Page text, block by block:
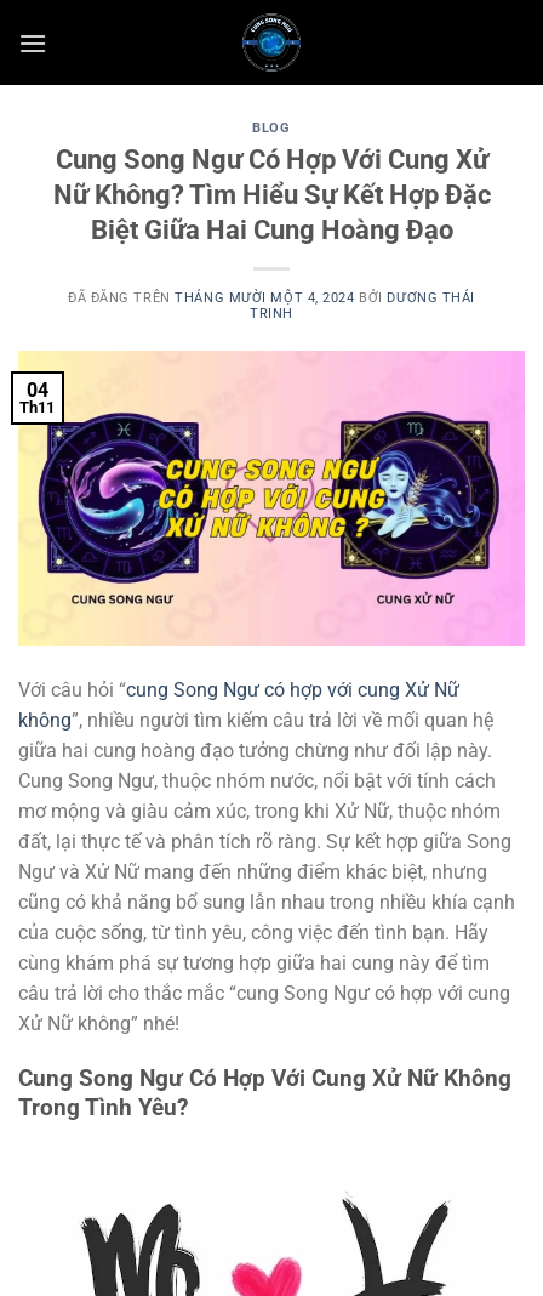
đến
BLOG
Cung Song Ngư Có Hợp Với Cung Xử
Nữ Không? Tìm Hiểu Sự Kết Hợp Đặc
Biệt Giữa Hai Cung Hoàng Đạo
ĐÃ ĐĂNG TRÊNTHÁNG MƯỜI MỘT 4, 2024 BỞI DƯƠNG THÁI
TRINH
04
Th11
Với câu hỏi “cung Song Ngư có hợp với cung Xử Nữ
không”, nhiều người tìm kiếm câu trả lời về mối quan hệ
giữa hai cung hoàng đạo tưởng chừng như đối lập này.
Cung Song Ngư, thuộc nhóm nước, nổi bật với tính cách
mơ mộng và giàu cảm xúc, trong khi Xử Nữ, thuộc nhóm
đất, lại thực tế và phân tích rõ ràng. Sự kết hợp giữa Song
Ngư và Xử Nữ mang đến những điểm khác biệt, nhưng
cũng có khả năng bổ sung lẫn nhau trong nhiều khía cạnh
của cuộc sống, từ tình yêu, công việc đến tình bạn. Hãy
cùng khám phá sự tương hợp giữa hai cung này để tìm
câu trả lời cho thắc mắc “cung Song Ngư có hợp với cung
Xử Nữ không” nhé!
Cung Song Ngư Có Hợp Với Cung Xử Nữ Không
Trong Tình Yêu?